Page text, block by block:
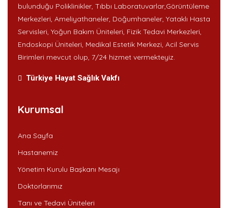
bulunduğu Poliklinikler, Tıbbı Laboratuvarlar,Görüntüleme
Merkezleri, Ameliyathaneler, Doğumhaneler, Yataklı Hasta
Servisleri, Yoğun Bakım Üniteleri, Fizik Tedavi Merkezleri,
Endoskopi Üniteleri, Medikal Estetik Merkezi, Acil Servis
Birimleri mevcut olup, 7/24 hizmet vermekteyiz.
Türkiye Hayat Sağlık Vakfı
Kurumsal
Ana Sayfa
Hastanemiz
Yönetim Kurulu Başkanı Mesajı
Doktorlarımız
Tanı ve Tedavi Üniteleri